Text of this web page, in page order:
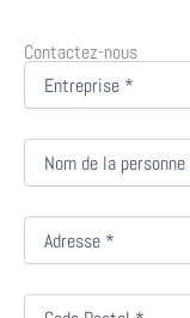
Contactez-nous
Empresa
Persona
Dirección
Código